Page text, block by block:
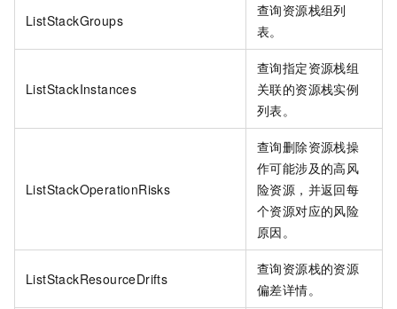
ListStackGroups
查询资源栈组列
表。
ListStackInstances
查询指定资源栈组
关联的资源栈实例
列表。
ListStackOperationRisks
查询删除资源栈操
作可能涉及的高风
险资源，并返回每
个资源对应的风险
原因。
ListStackResourceDrifts
查询资源栈的资源
偏差详情。